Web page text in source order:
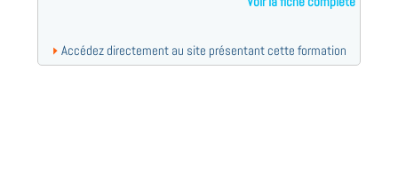
Accédez directement au site présentant cette formation